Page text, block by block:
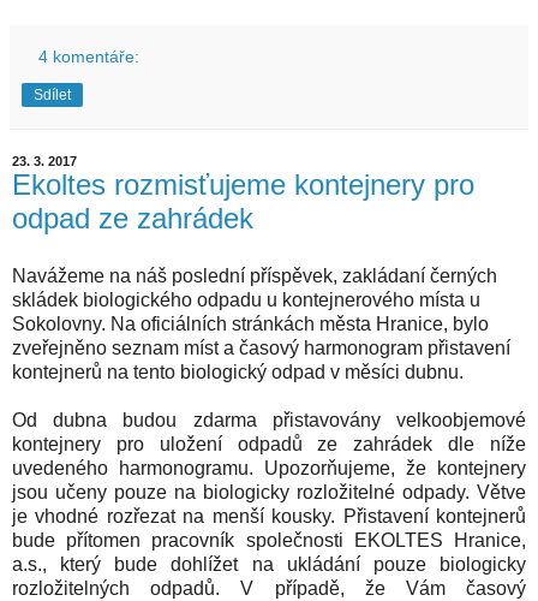
4 komentáře:
Sdílet
23. 3. 2017
Ekoltes rozmisťujeme kontejnery pro
odpad ze zahrádek
Navážeme na náš poslední příspěvek, zakládaní černých
skládek biologického odpadu u kontejnerového místa u
Sokolovny. Na oficiálních stránkách města Hranice, bylo
zveřejněno seznam míst a časový harmonogram přistavení
kontejnerů na tento biologický odpad v měsíci dubnu.
Od dubna budou zdarma přistavovány velkoobjemové
kontejnery pro uložení odpadů ze zahrádek dle níže
uvedeného harmonogramu. Upozorňujeme, že kontejnery
jsou učeny pouze na biologicky rozložitelné odpady. Větve
je vhodné rozřezat na menší kousky. Přistavení kontejnerů
bude přítomen pracovník společnosti EKOLTES Hranice,
a.s., který bude dohlížet na ukládání pouze biologicky
rozložitelných odpadů. V případě, že Vám časový